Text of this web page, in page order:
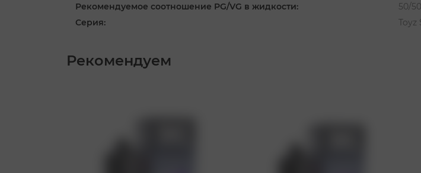
Рекомендуемое соотношение PG/VG в жидкости:
50/50
Серия:
Toyz
Рекомендуем